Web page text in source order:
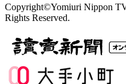
Copyright©Yomiuri Nippon
Rights Reserved.